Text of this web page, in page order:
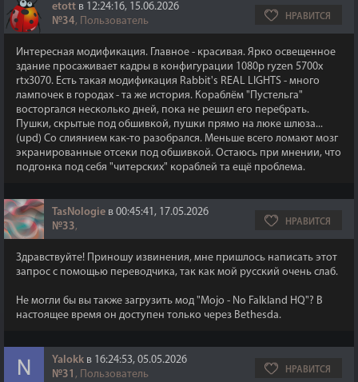
etott в 12:24:16, 15.06.2026
№34, Пользователь НРАВИТСЯ
Интересная модификация. Главное - красивая. Ярко освещенное
здание просаживает кадры в конфигурации 1080p ryzen 5700x
rtx3070. Есть такая модификация Rabbit's REAL LIGHTS - много
лампочек в городах - та же история. Кораблём "Пустельга"
восторгался несколько дней, пока не решил его перебрать.
Пушки, скрытые под обшивкой, пушки прямо на люке шлюза...
(upd) Со слиянием как-то разобрался. Меньше всего ломают мозг
экранированные отсеки под обшивкой. Остаюсь при мнении, что
подгонка под себя "читерских" кораблей та ещё проблема.
TasNologie в 00:45:41, 17.05.2026
№33, НРАВИТСЯ
Здравствуйте! Приношу извинения, мне пришлось написать этот
запрос с помощью переводчика, так как мой русский очень слаб.
Не могли бы вы также загрузить мод "Mojo - No Falkland HQ"? В
настоящее время он доступен только через Bethesda.
Yalokk в 16:24:53, 05.05.2026
№31 , Пользователь НРАВИТСЯ